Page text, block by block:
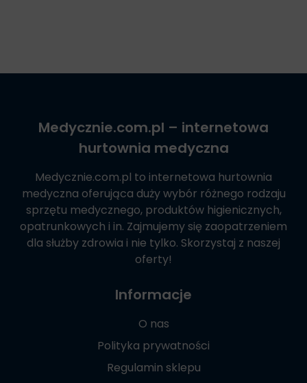
Medycznie.com.pl – internetowa
hurtownia medyczna
Medycznie.com.pl to internetowa hurtownia
medyczna oferująca duży wybór różnego rodzaju
sprzętu medycznego, produktów higienicznych,
opatrunkowych i in. Zajmujemy się zaopatrzeniem
dla służby zdrowia i nie tylko. Skorzystaj z naszej
oferty!
Informacje
O nas
Polityka prywatności
Regulamin sklepu